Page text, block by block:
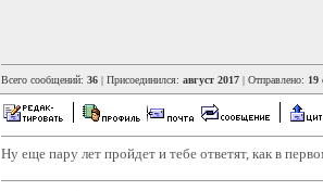
Всего сообщений: 36 | Присоединился: август 2017 | Отправлено: 19
Ну еще пару лет пройдет и тебе ответят, как в